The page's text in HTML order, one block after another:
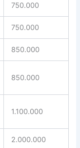
750.000
750.000
850.000
850.000
1.100.000
2.000.000